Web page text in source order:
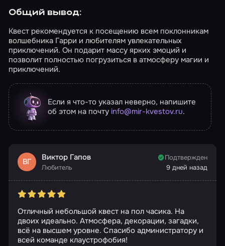
Общий вывод:
Квест рекомендуется к посещению всем поклонникам
волшебника Гарри и любителям увлекательных
приключений. Он подарит массу ярких эмоций и
позволит полностью погрузиться в атмосферу магии и
приключений.
Если я что-то указал неверно, напишите
об этом на почту info@mir-kvestov.ru.
ВГ Виктор Гапов
Любитель
Подтвержден
9 дней назад
Отличный небольшой квест на пол часика. На
двоих идеально. Атмосфера, декорации, загадки,
всё на высшем уровне. Спасибо администратору и
всей команде клаустрофобия!